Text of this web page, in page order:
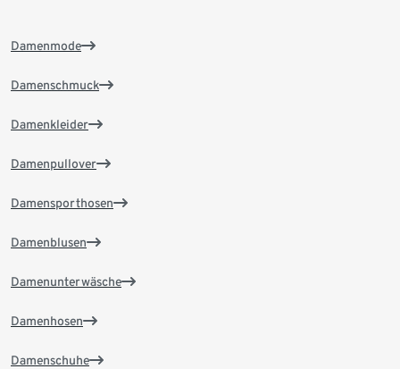
Damenmode
Damenschmuck
Damenkleider
Damenpullover
Damensporthosen
Damenblusen
Damenunterwäsche
Damenhosen
Damenschuhe